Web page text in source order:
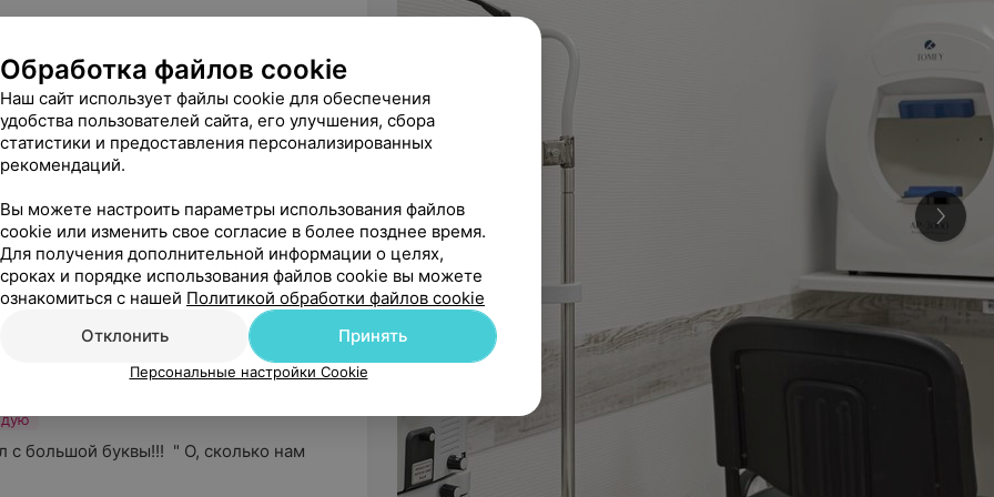
квалифицированный специалист,
подход к пациентам...
Л. - Эндокринолог
проблемы со спиной , после
значительное улучшение подв...
Э. К. - Мануальный терапевт
с большой буквы!!!  " О, сколько нам
Обработка файлов cookie
Наш сайт использует файлы cookie для обеспечения
удобства пользователей сайта, его улучшения, сбора
статистики и предоставления персонализированных
рекомендаций.
Вы можете настроить параметры использования файлов
cookie или изменить свое согласие в более позднее время.
Для получения дополнительной информации о целях,
сроках и порядке использования файлов cookie вы можете
ознакомиться с нашей Политикой обработки файлов cookie
Отклонить
Принять
Персональные настройки Cookie